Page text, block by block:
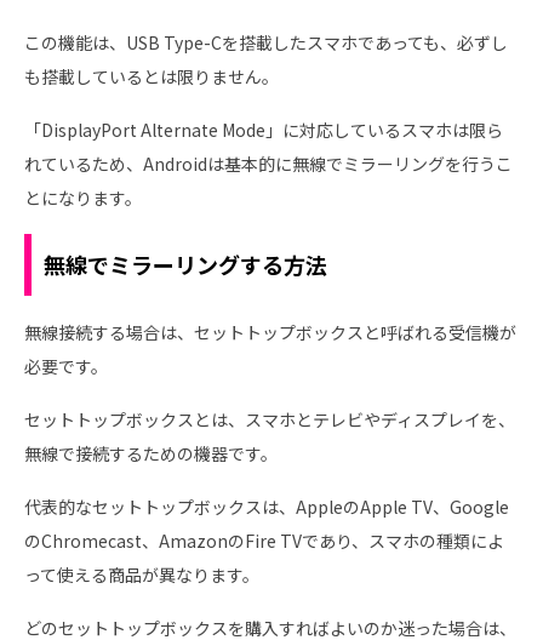
この機能は、USB Type-Cを搭載したスマホであっても、必ずし
も搭載しているとは限りません。
「DisplayPort Alternate Mode」に対応しているスマホは限ら
れているため、Androidは基本的に無線でミラーリングを行うこ
とになります。
無線でミラーリングする方法
無線接続する場合は、セットトップボックスと呼ばれる受信機が
必要です。
セットトップボックスとは、スマホとテレビやディスプレイを、
無線で接続するための機器です。
代表的なセットトップボックスは、AppleのApple TV、Google
のChromecast、AmazonのFire TVであり、スマホの種類によ
って使える商品が異なります。
どのセットトップボックスを購入すればよいのか迷った場合は、